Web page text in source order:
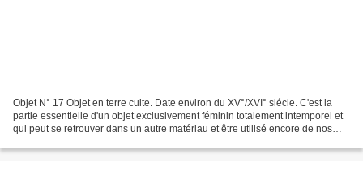
Objet N° 17 Objet en terre cuite. Date environ du XV°/XVI° siécle. C'est la
partie essentielle d'un objet exclusivement féminin totalement intemporel et
qui peut se retrouver dans un autre matériau et être utilisé encore de nos